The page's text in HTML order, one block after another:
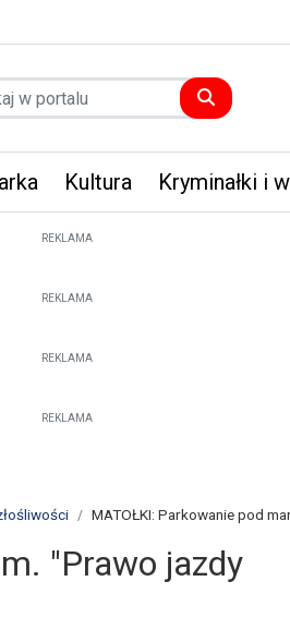
Kultura Kryminałki i
REKLAMA
REKLAMA
REKLAMA
REKLAMA
MATOŁKI: Parkowanie pod
"Prawo jazdy